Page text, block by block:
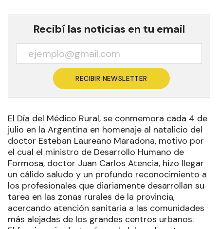
Recibí las noticias en tu email
RECIBIR NEWSLETTER
El Día del Médico Rural, se conmemora cada 4 de
julio en la Argentina en homenaje al natalicio del
doctor Esteban Laureano Maradona, motivo por
el cual el ministro de Desarrollo Humano de
Formosa, doctor Juan Carlos Atencia, hizo llegar
un cálido saludo y un profundo reconocimiento a
los profesionales que diariamente desarrollan su
tarea en las zonas rurales de la provincia,
acercando atención sanitaria a las comunidades
más alejadas de los grandes centros urbanos.